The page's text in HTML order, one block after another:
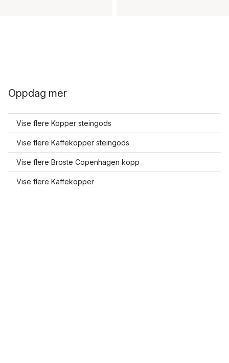
Oppdag mer
Vise flere Kopper steingods
Vise flere Kaffekopper steingods
Vise flere Broste Copenhagen kopp
Vise flere Kaffekopper